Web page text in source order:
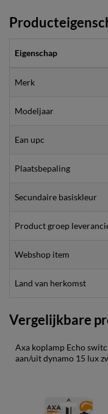
Eigenschap
Merk
Modeljaar
Ean upc
Plaatsbepaling
Secundaire basiskleur
Product groep
Webshop item
Land van herkomst
Vergelijkbare
Axa koplamp Echo
aan/uit dynamo 15 lux